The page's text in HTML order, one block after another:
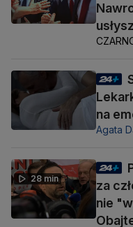
na
Agata
28 min
za
nie